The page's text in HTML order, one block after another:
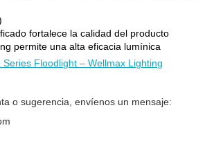
fortalece la calidad del producto
permite una alta eficacia lumínica
Series Floodlight – Wellmax Lighting
o sugerencia, envíenos un mensaje: